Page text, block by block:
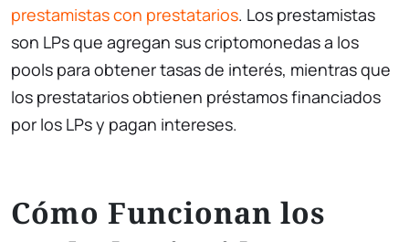
prestamistas con prestatarios. Los prestamistas
son LPs que agregan sus criptomonedas a los
pools para obtener tasas de interés, mientras que
los prestatarios obtienen préstamos financiados
por los LPs y pagan intereses.
Cómo Funcionan los